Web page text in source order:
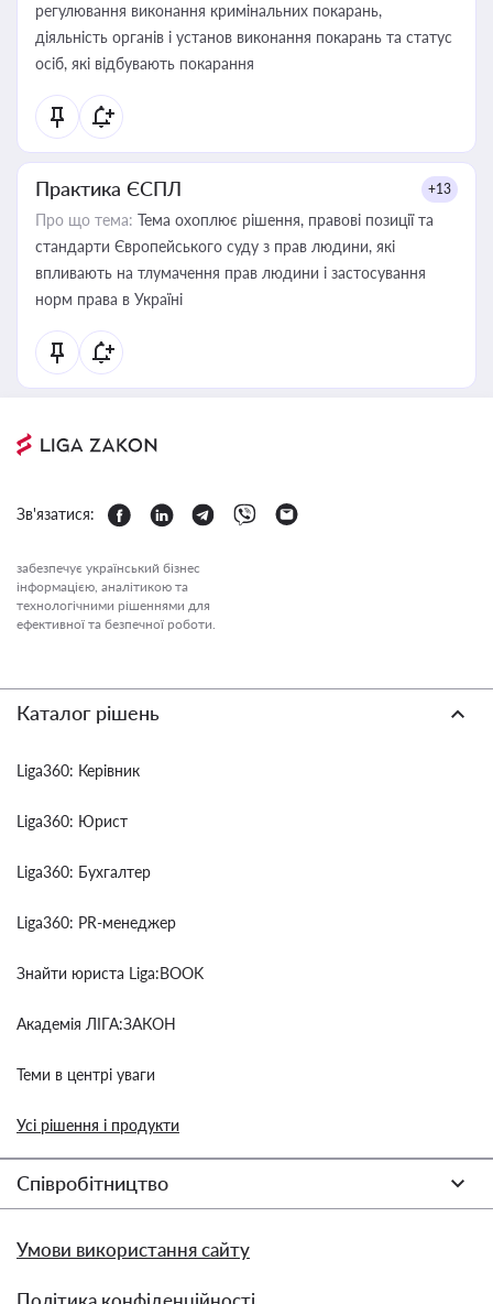
регулювання виконання кримінальних покарань,
діяльність органів і установ виконання покарань та статус
осіб, які відбувають покарання
Практика ЄСПЛ +13
Про що тема: Тема охоплює рішення, правові позиції та
стандарти Європейського суду з прав людини, які
впливають на тлумачення прав людини і застосування
норм права в Україні
Зв'язатися:
забезпечує український бізнес
інформацією, аналітикою та
технологічними рішеннями для
ефективної та безпечної роботи.
Каталог рішень
Liga360: Керівник
Liga360: Юрист
Liga360: Бухгалтер
Liga360: PR-менеджер
Знайти юриста Liga:BOOK
Академія ЛІГА:ЗАКОН
Теми в центрі уваги
Усі рішення і продукти
Співробітництво
Умови використання сайту